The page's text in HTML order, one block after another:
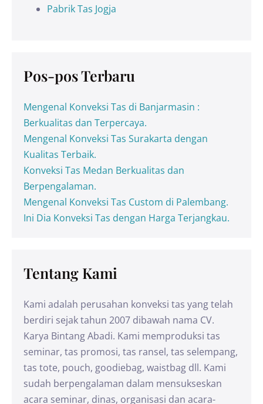
Pabrik Tas Jogja
Pos-pos Terbaru
Mengenal Konveksi Tas di Banjarmasin :
Berkualitas dan Terpercaya.
Mengenal Konveksi Tas Surakarta dengan
Kualitas Terbaik.
Konveksi Tas Medan Berkualitas dan
Berpengalaman.
Mengenal Konveksi Tas Custom di Palembang.
Ini Dia Konveksi Tas dengan Harga Terjangkau.
Tentang Kami
Kami adalah perusahan konveksi tas yang telah
berdiri sejak tahun 2007 dibawah nama CV.
Karya Bintang Abadi. Kami memproduksi tas
seminar, tas promosi, tas ransel, tas selempang,
tas tote, pouch, goodiebag, waistbag dll. Kami
sudah berpengalaman dalam mensukseskan
acara seminar, dinas, organisasi dan acara-